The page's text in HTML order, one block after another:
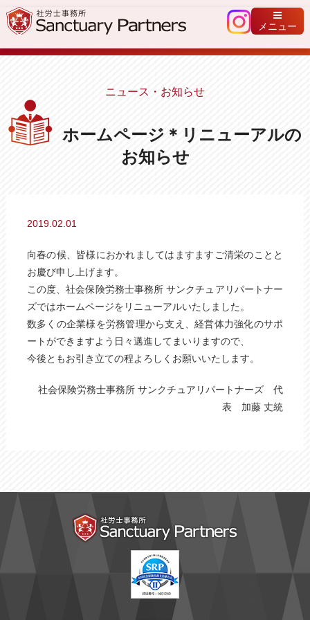
メニュー
ニュース・お知らせ
ホームページ＊リニューアルの
お知らせ
2019.02.01
向春の候、皆様におかれましてはますますご清栄のことと
お慶び申し上げます。
この度、社会保険労務士事務所 サンクチュアリパートナー
ズではホームページをリニューアルいたしました。
数多くの企業様を労務管理から支え、経営体力強化のサポ
ートができますよう日々邁進してまいりますので、
今後ともお引き立ての程よろしくお願いいたします。
社会保険労務士事務所 サンクチュアリパートナーズ 代
表 加藤 丈統